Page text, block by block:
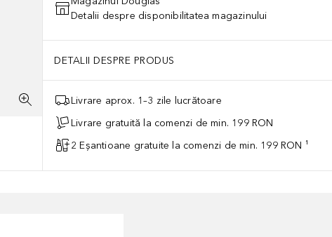
Detalii despre disponibilitatea magazinului
DETALII DESPRE PRODUS
Livrare aprox. 1–3 zile lucrătoare
Livrare gratuită la comenzi de min. 199 RON
2 Eșantioane gratuite la comenzi de min. 199 RON ¹